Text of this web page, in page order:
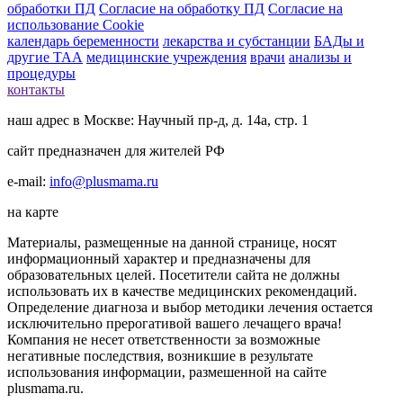
обработки ПД Согласие на обработку ПД Согласие на
использование Cookie
календарь беременности лекарства и субстанции БАДы и
другие ТАА медицинские учреждения врачи анализы и
процедуры
контакты
наш адрес в Москве: Научный пр-д, д. 14а, стр. 1
сайт предназначен для жителей РФ
e-mail: info@plusmama.ru
на карте
Материалы, размещенные на данной странице, носят
информационный характер и предназначены для
образовательных целей. Посетители сайта не должны
использовать их в качестве медицинских рекомендаций.
Определение диагноза и выбор методики лечения остается
исключительно прерогативой вашего лечащего врача!
Компания не несет ответственности за возможные
негативные последствия, возникшие в результате
использования информации, размешенной на сайте
plusmama.ru.